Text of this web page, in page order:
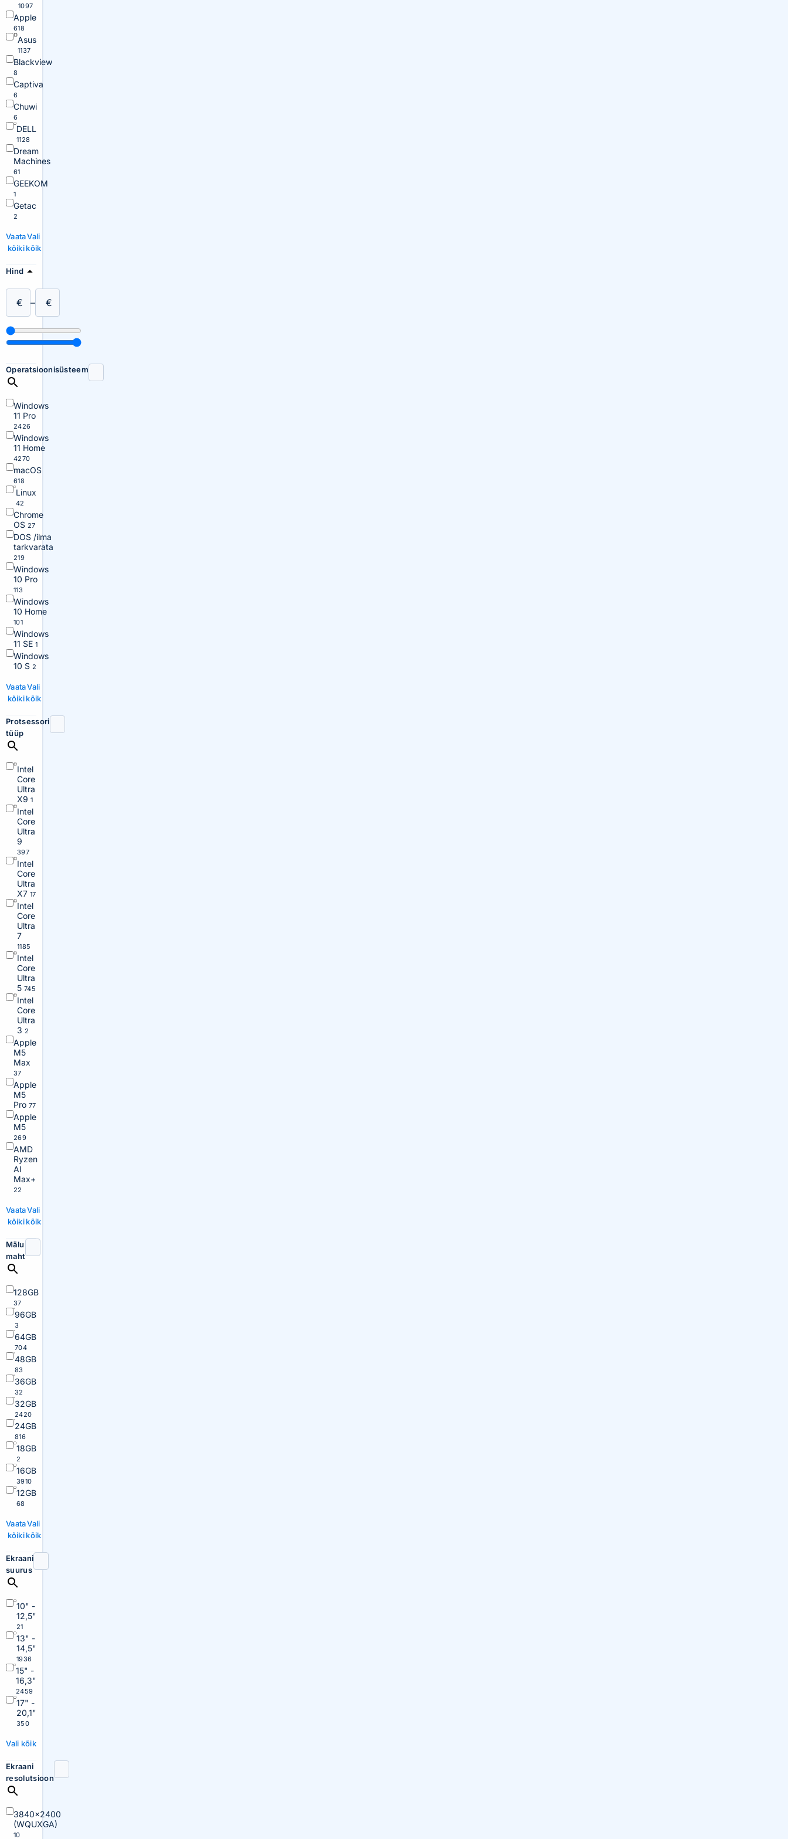
1097
Apple
618
Asus
1137
Blackview
8
Captiva
6
Chuwi
6
DELL
1128
Dream
Machines
61
GEEKOM
1
Getac
2
Vaata
kõiki
Vali
kõik
Hind
€ – €
Operatsioonisüsteem
Windows
11 Pro
2426
Windows
11 Home
4270
macOS
618
Linux
42
Chrome
OS 27
DOS /ilma
tarkvarata
219
Windows
10 Pro
113
Windows
10 Home
101
Windows
11 SE 1
Windows
10 S 2
Vaata
kõiki
Vali
kõik
Protsessori
tüüp
Intel
Core
Ultra
X91
Intel
Core
Ultra
9
397
Intel
Core
Ultra
X7 17
Intel
Core
Ultra
7
1185
Intel
Core
Ultra
5 745
Intel
Core
Ultra
3 2
Apple
M5
Max
37
Apple
M5
Pro 77
Apple
M5
269
AMD
Ryzen
AI
Max+
22
Vaata
kõiki
Vali
kõik
Mälu
maht
128GB
37
96GB
3
64GB
704
48GB
83
36GB
32
32GB
2420
24GB
816
18GB
2
16GB
3910
12GB
68
Vaata
kõiki
Vali
kõik
Ekraani
suurus
10" -
12,5"
21
13" -
14,5"
1936
15" -
16,3"
2459
17" -
20,1"
350
Vali kõik
Ekraani
resolutsioon
3840×2400
(WQUXGA)
10